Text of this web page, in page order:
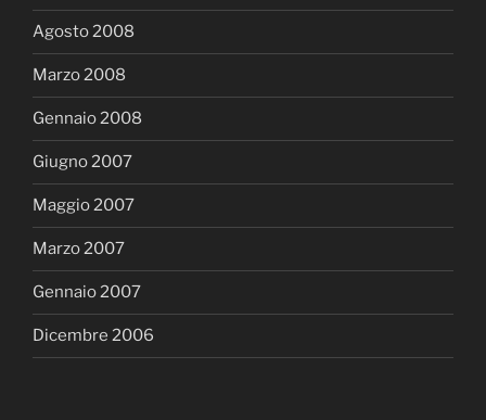
Agosto 2008
Marzo 2008
Gennaio 2008
Giugno 2007
Maggio 2007
Marzo 2007
Gennaio 2007
Dicembre 2006